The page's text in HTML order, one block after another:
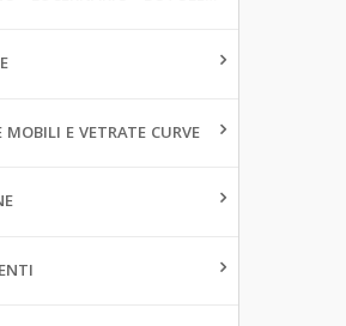
MOBILI E VETRATE CURVE